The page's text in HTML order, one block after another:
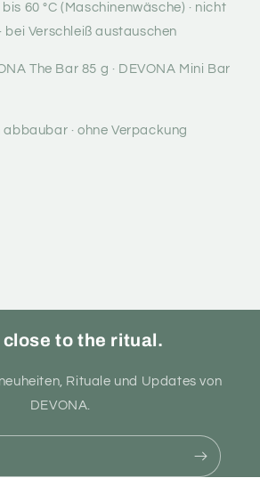
60 °C (Maschinenwäsche) · nicht
bei Verschleiß austauschen
The Bar 85 g · DEVONA Mini Bar
abbaubar · ohne Verpackung
close to the ritual.
Rituale und Updates von
DEVONA.